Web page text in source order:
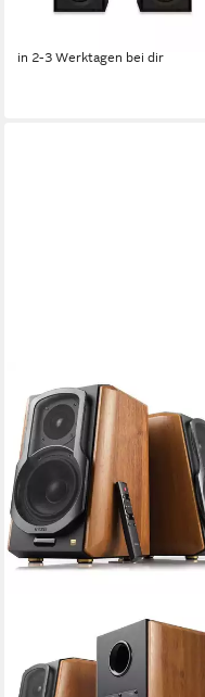
22,74 €mtl. in 12 Raten
in 2-3 Werktagen bei dir